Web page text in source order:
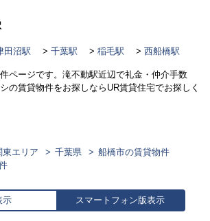
田沼駅 千葉駅 稲毛駅 西船橋駅
ページです。滝不動駅近辺で礼金・仲介手数
の賃貸物件をお探しならUR賃貸住宅でお探しく
東エリア 千葉県
船橋市の賃貸物件
示 スマートフォン版表示